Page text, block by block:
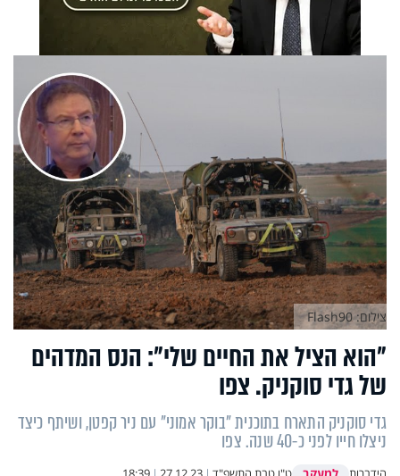
"הוא הציל את החיים שלי": הנס המדהים
של גדי סוקניק. צפו
גדי סוקניק התארח בתוכנית "בוקר אמוני" עם ניר קפטן, ושיתף כיצד
ניצלו חייו לפני כ-40 שנה. צפו
צילום: Flash90